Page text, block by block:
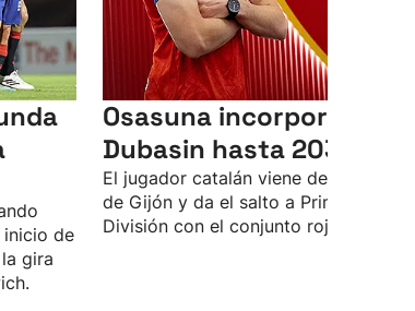
inicio de
gira
Osasuna incorpora a
Dubasin hasta 2030
El jugador catalán viene del Sporting
de Gijón y da el salto a Primera
División con el conjunto rojillo.